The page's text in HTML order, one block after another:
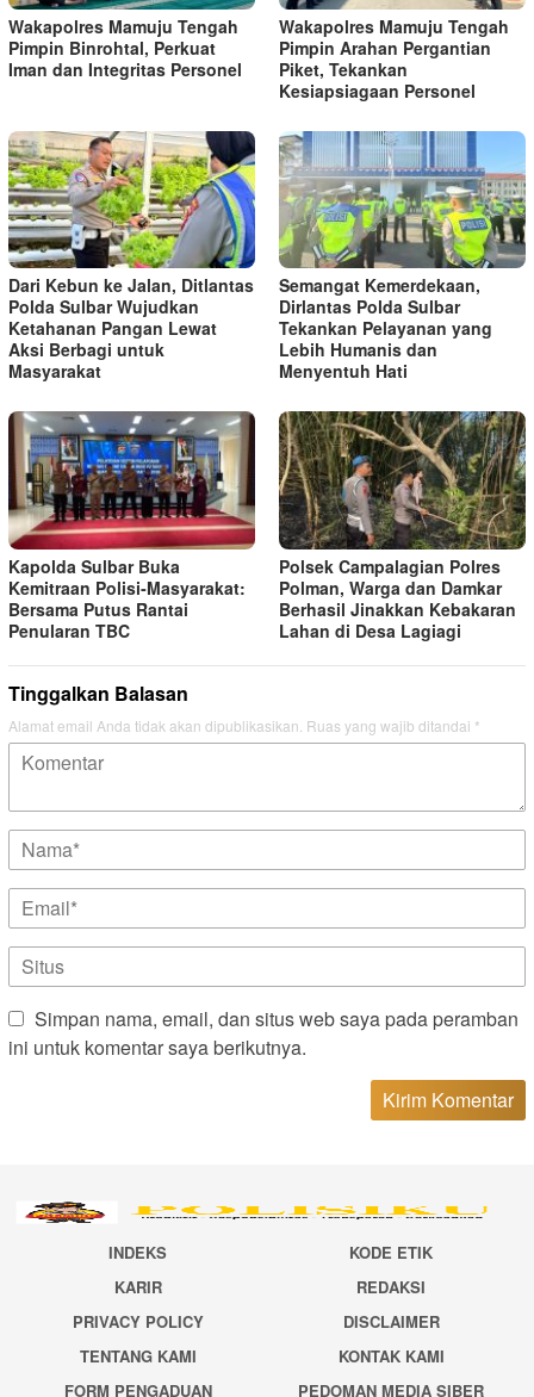
Wakapolres Mamuju Tengah
Pimpin Binrohtal, Perkuat
Iman dan Integritas Personel
Wakapolres Mamuju Tengah
Pimpin Arahan Pergantian
Piket, Tekankan
Kesiapsiagaan Personel
Dari Kebun ke Jalan, Ditlantas
Polda Sulbar Wujudkan
Ketahanan Pangan Lewat
Aksi Berbagi untuk
Masyarakat
Semangat Kemerdekaan,
Dirlantas Polda Sulbar
Tekankan Pelayanan yang
Lebih Humanis dan
Menyentuh Hati
Kapolda Sulbar Buka
Kemitraan Polisi‑Masyarakat:
Bersama Putus Rantai
Penularan TBC
Polsek Campalagian Polres
Polman, Warga dan Damkar
Berhasil Jinakkan Kebakaran
Lahan di Desa Lagiagi
Tinggalkan Balasan
Alamat email Anda tidak akan dipublikasikan. Ruas yang wajib ditandai *
Simpan nama, email, dan situs web saya pada peramban
ini untuk komentar saya berikutnya.
INDEKS
KODE ETIK
KARIR
REDAKSI
PRIVACY POLICY
DISCLAIMER
TENTANG KAMI
KONTAK KAMI
FORM PENGADUAN
PEDOMAN MEDIA SIBER